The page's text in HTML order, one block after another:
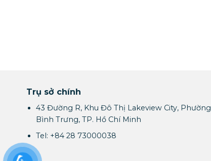
Trụ sở chính
43 Đường R, Khu Đô Thị Lakeview City, Phường
Bình Trưng, TP. Hồ Chí Minh
Tel: +84 28 73000038